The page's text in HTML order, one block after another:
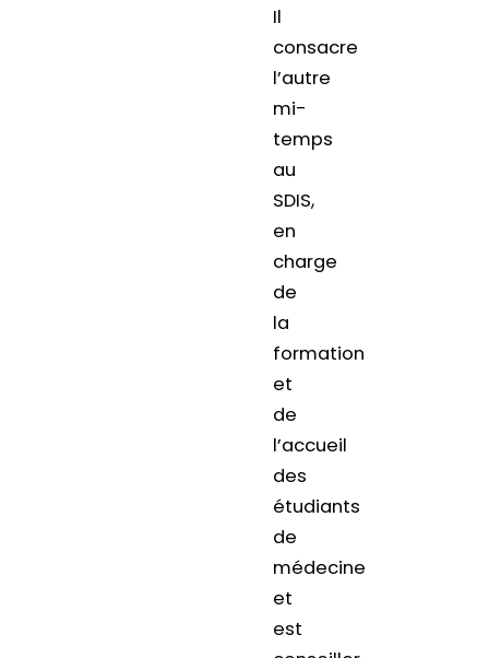
Il
consacre
l’autre
mi-
temps
au
SDIS,
en
charge
de
la
formation
et
de
l’accueil
des
étudiants
de
médecine
et
est